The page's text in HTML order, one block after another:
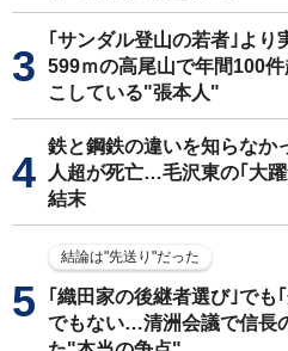
｢サンダル登山の若者｣よ
599ｍの高尾山で年間100
こしている"張本人"
鉄と鋼鉄の違いを知らなか
人超が死亡…毛沢東の｢大
結末
結論は"先送り"だった
｢織田家の後継者選び｣でも
でもない…清洲会議で信長